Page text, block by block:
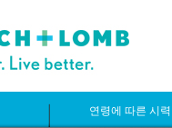
연령에 따른 시력